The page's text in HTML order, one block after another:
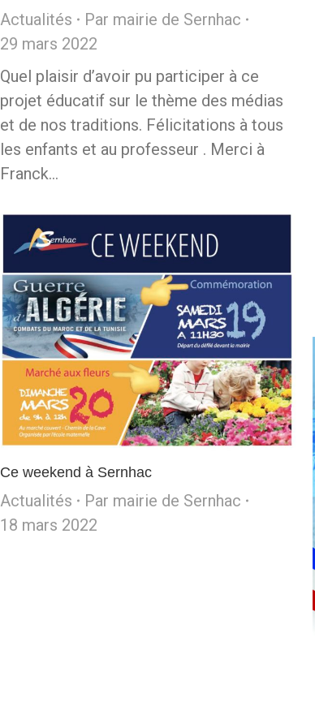
Actualités Par mairie de Sernhac
29 mars 2022
Quel plaisir d’avoir pu participer à ce
projet éducatif sur le thème des médias
et de nos traditions. Félicitations à tous
les enfants et au professeur . Merci à
Franck…
Ce weekend à Sernhac
Actualités Par mairie de Sernhac
18 mars 2022